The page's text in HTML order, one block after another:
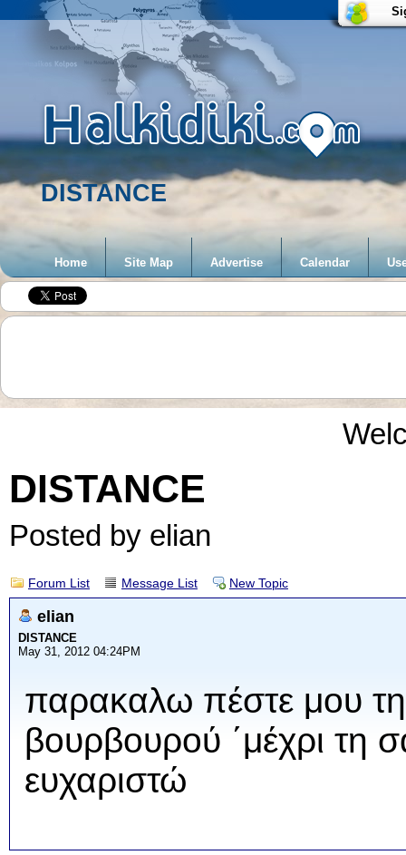
DISTANCE
Home Site Map Advertise Calendar
DISTANCE
Posted by elian
Forum List Message List New Topic
elian
DISTANCE
May 31, 2012 04:24PM
παρακαλω πέστε μου
βουρβουρού ΄μέχρι τη
ευχαριστώ